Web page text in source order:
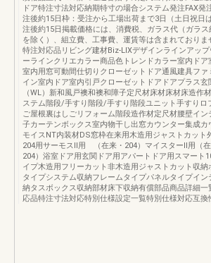
ドア特注寸法対応納期特寸の場合システム発注FAX発
注後約15日枠：受注から工場出荷まで3日（土日祝日
注後約15日掲載価格には、消費税、ガラス代（ガラス
を除く）、組立費、工事費、運賃等は含まれておりま
特注対応品リビング建材Biz-LIXデザインラインアップ
ーラインクリエカラー商品色トレンドカラー室内ドア
室内用窓可動間仕切りクローゼットドア通風建具ファ
イン室内ドア室内引戸クローゼットドアドアプラス玄
（WL）新和風戸襖和襖和障子定尺材床材床材床造作
ステム階段/手すり階段/手すり階段ユニット手すりロ
ご屋根裏はしごリフォーム階段造作材定尺材腰壁イン
子カーテンボックス室内物干し出窓カウンター集成カ
モイスNT内装材DS窓枠在来用木造用ジャストカット
204用サーモスⅡ用 （在来・204）マイスターⅡ用（在
204）浴室ドア用玄関ドア用アパートドア用スマート
イプ木造用フリーカット非木造用ジャストカット収納
タイプシステム収納フレームタイプパネルタイプイン
納タスボックス収納部材床下収納有償部品商品詳細一
応品特注寸法対応特別仕様設定一覧特別仕様対応互換